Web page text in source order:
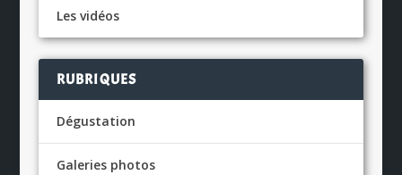
Les vidéos
RUBRIQUES
Dégustation
Galeries photos